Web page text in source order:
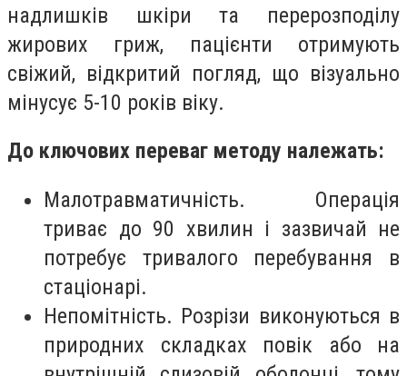
надлишків шкіри та перерозподілу
жирових гриж, пацієнти отримують
свіжий, відкритий погляд, що візуально
мінусує 5-10 років віку.
До ключових переваг методу належать:
Малотравматичність. Операція
триває до 90 хвилин і зазвичай не
потребує тривалого перебування в
стаціонарі.
Непомітність. Розрізи виконуються в
природних складках повік або на